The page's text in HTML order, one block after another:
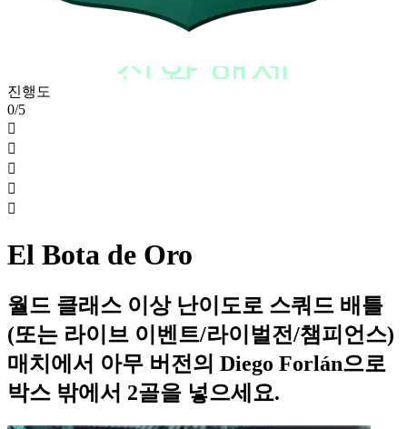
진화 해제
진행도
0/5





El Bota de Oro
월드 클래스 이상 난이도로 스쿼드 배틀
(또는 라이브 이벤트/라이벌전/챔피언스)
매치에서 아무 버전의 Diego Forlán으로
박스 밖에서 2골을 넣으세요.